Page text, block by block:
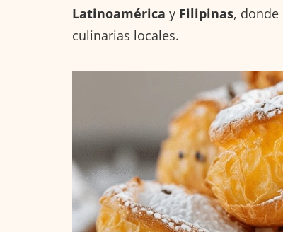
Latinoamérica y Filipinas,
culinarias locales.